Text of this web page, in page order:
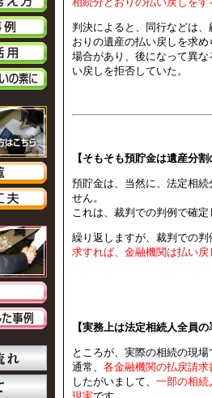
判決によると、同行などは
おりの遺産の払い戻しを求
場合があり、後になって異
い戻しを拒否していた。
【そもそも預貯金は遺産分
預貯金は、当然に、法定相
せん。
これは、裁判での判例で確定
繰り返しますが、裁判での判
求すれば、金融機関は払い戻
【実務上は法定相続人全員の
ところが、実際の相続の現
通常、 各金融機関の払戻請求
したがいまして、 一部の相続